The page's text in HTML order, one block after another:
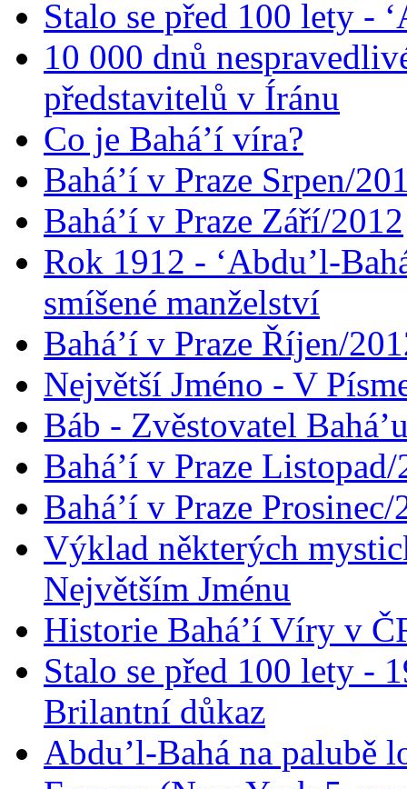
Stalo se před 100 lety -
10 000 dnů
představitelů v Íránu
Co je Bahá’í víra?
Bahá’í v Praze Srpen/
Bahá’í v Praze Září/2012
Rok 1912 - ‘Abdu’l-
smíšené manželství
Bahá’í v Praze Říjen/
Největší Jméno - V
Báb - Zvěstovatel
Bahá’í v Praze
Bahá’í v Praze Prosinec/
Výklad některých
Největším Jménu
Historie Bahá’í Víry v
Stalo se před 100 lety -
Brilantní důkaz
Abdu’l-Bahá na palubě